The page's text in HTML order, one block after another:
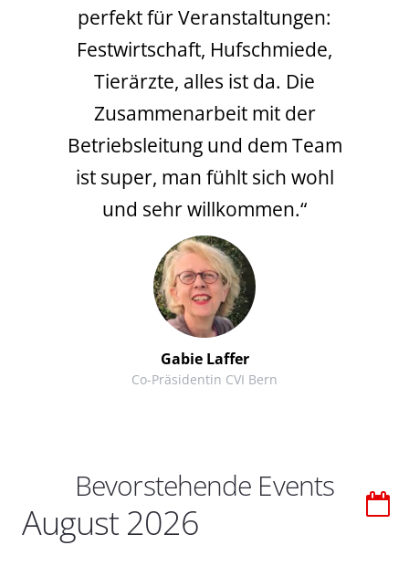
perfekt für Veranstaltungen:
Festwirtschaft, Hufschmiede,
Tierärzte, alles ist da. Die
Zusammenarbeit mit der
Betriebsleitung und dem Team
ist super, man fühlt sich wohl
und sehr willkommen.“
Gabie Laffer
Co-Präsidentin CVI Bern
Bevorstehende Events
August 2026